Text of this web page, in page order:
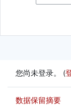
您尚未登录。 (
‎数据保留摘要‎